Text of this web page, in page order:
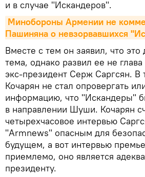
и в случае "Искандеров".
Минобороны Армении не
Пашиняна о невзорвавшихся
Вместе с тем он заявил, что это
тема, однако развил ее не глава
экс-президент Серж Саргсян. В
Кочарян не стал опровергать
информацию, что "Искандеры"
в направлении Шуши. Кочарян
четырехчасовое интервью
"Armnews" опасным для
будущем, а вот интервью
приемлемо, оно является
президенту.